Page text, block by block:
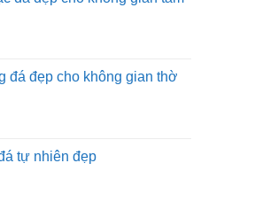
đá đẹp cho không gian thờ
tự nhiên đẹp